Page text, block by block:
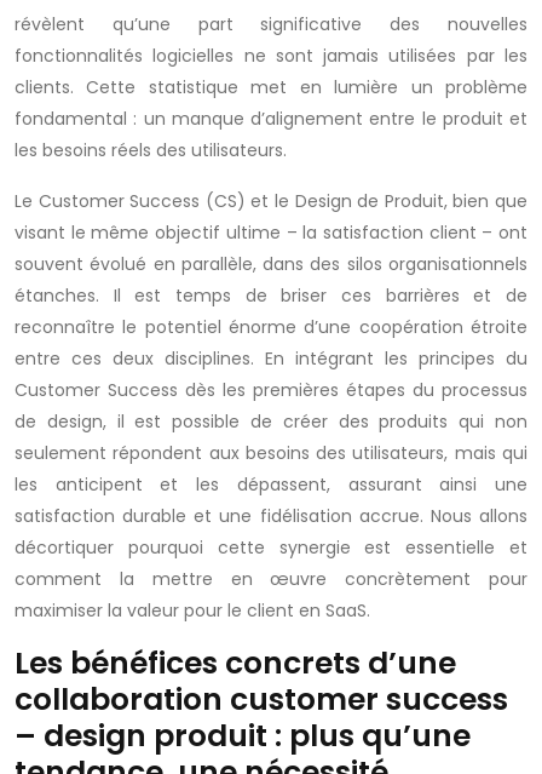
révèlent qu’une part significative des nouvelles
fonctionnalités logicielles ne sont jamais utilisées par les
clients. Cette statistique met en lumière un problème
fondamental : un manque d’alignement entre le produit et
les besoins réels des utilisateurs.
Le Customer Success (CS) et le Design de Produit, bien que
visant le même objectif ultime – la satisfaction client – ont
souvent évolué en parallèle, dans des silos organisationnels
étanches. Il est temps de briser ces barrières et de
reconnaître le potentiel énorme d’une coopération étroite
entre ces deux disciplines. En intégrant les principes du
Customer Success dès les premières étapes du processus
de design, il est possible de créer des produits qui non
seulement répondent aux besoins des utilisateurs, mais qui
les anticipent et les dépassent, assurant ainsi une
satisfaction durable et une fidélisation accrue. Nous allons
décortiquer pourquoi cette synergie est essentielle et
comment la mettre en œuvre concrètement pour
maximiser la valeur pour le client en SaaS.
Les bénéfices concrets d’une
collaboration customer success
– design produit : plus qu’une